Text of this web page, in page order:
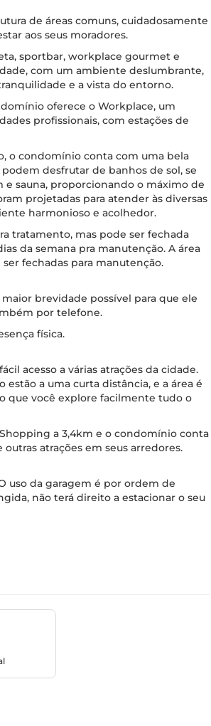
de áreas comuns, cuidadosamente
aos seus moradores.
sportbar, workplace gourmet e
com um ambiente deslumbrante,
e a vista do entorno.
oferece o Workplace, um
profissionais, com estações de
o condomínio conta com uma bela
desfrutar de banhos de sol, se
e sauna, proporcionando o máximo de
projetadas para atender às diversas
harmonioso e acolhedor.
tratamento, mas pode ser fechada
da semana pra manutenção. A área
fechadas para manutenção.
brevidade possível para que ele
por telefone.
física.
acesso a várias atrações da cidade.
a uma curta distância, e a área é
que você explore facilmente tudo o
a 3,4km e o condomínio conta
atrações em seus arredores.
uso da garagem é por ordem de
não terá direito a estacionar o seu